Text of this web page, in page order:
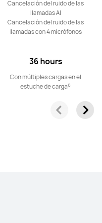
Comprar
Cancelación del ruido de las
llamadas AI
Cancelación del ruido de las
llamadas con 4 micrófonos
36 hours
Con múltiples cargas en el
estuche de carga6